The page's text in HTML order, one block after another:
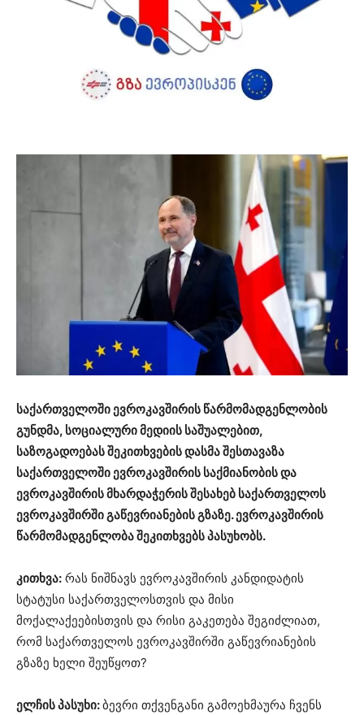
საქართველოში ევროკავშირის წარმომადგენლობის
გუნდმა, სოციალური მედიის საშუალებით,
საზოგადოებას შეკითხვების დასმა შესთავაზა
საქართველოში ევროკავშირის საქმიანობის და
ევროკავშირის მხარდაჭერის შესახებ საქართველოს
ევროკავშირში გაწევრიანების გზაზე. ევროკავშირის
წარმომადგენლობა შეკითხვებს პასუხობს.
კითხვა: რას ნიშნავს ევროკავშირის კანდიდატის
სტატუსი საქართველოსთვის და მისი
მოქალაქეებისთვის და რისი გაკეთება შეგიძლიათ,
რომ საქართველოს ევროკავშირში გაწევრიანების
გზაზე ხელი შეუწყოთ?
ელჩის პასუხი:ბევრი თქვენგანი გამოეხმაურა ჩვენს